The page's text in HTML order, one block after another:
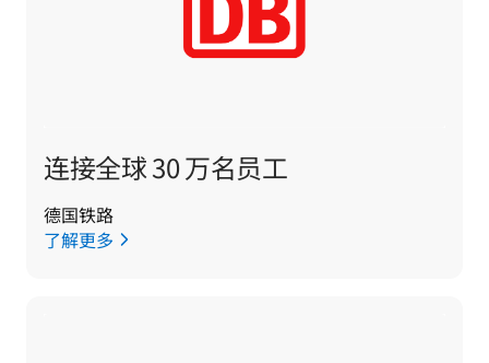
连接全球 30 万名员工
德国铁路
了解更多